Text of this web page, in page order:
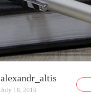
alexandr_altis
July 18, 2019